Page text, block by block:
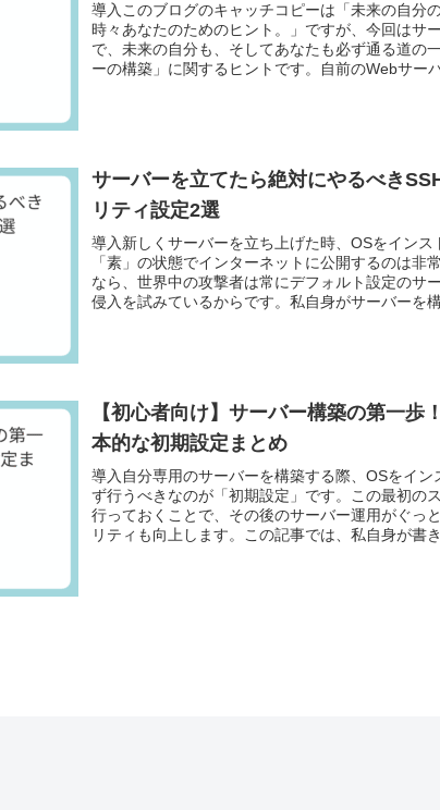
導入このブログのキャッチコピーは「未来の自分
時々あなたのためのヒント。」ですが、今回はサ
で、未来の自分も、そしてあなたも必ず通る道の
ーの構築」に関するヒントです。自前のWebサーバ
サーバーを立てたら絶対にやるべき
リティ設定2選
導入新しくサーバーを立ち上げた時、OSをインス
「素」の状態でインターネットに公開するのは非
なら、世界中の攻撃者は常にデフォルト設定のサ
侵入を試みているからです。私自身がサーバーを
【初心者向け】サーバー構築の第一歩
本的な初期設定まとめ
導入自分専用のサーバーを構築する際、OSをイン
ず行うべきなのが「初期設定」です。この最初の
行っておくことで、その後のサーバー運用がぐっ
リティも向上します。この記事では、私自身が書